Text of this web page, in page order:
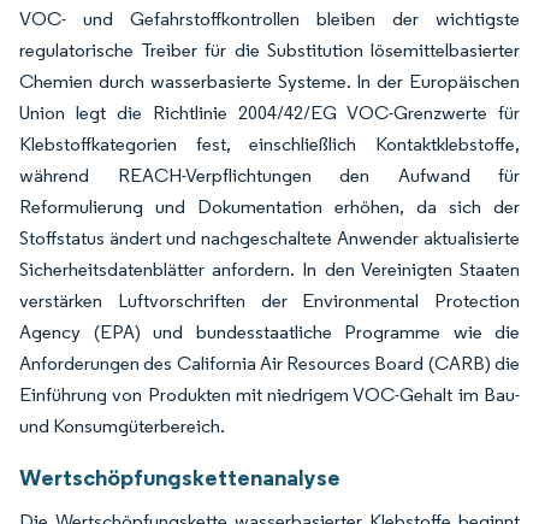
VOC- und Gefahrstoffkontrollen bleiben der wichtigste
regulatorische Treiber für die Substitution lösemittelbasierter
Chemien durch wasserbasierte Systeme. In der Europäischen
Union legt die Richtlinie 2004/42/EG VOC-Grenzwerte für
Klebstoffkategorien fest, einschließlich Kontaktklebstoffe,
während REACH-Verpflichtungen den Aufwand für
Reformulierung und Dokumentation erhöhen, da sich der
Stoffstatus ändert und nachgeschaltete Anwender aktualisierte
Sicherheitsdatenblätter anfordern. In den Vereinigten Staaten
verstärken Luftvorschriften der Environmental Protection
Agency (EPA) und bundesstaatliche Programme wie die
Anforderungen des California Air Resources Board (CARB) die
Einführung von Produkten mit niedrigem VOC-Gehalt im Bau-
und Konsumgüterbereich.
Wertschöpfungskettenanalyse